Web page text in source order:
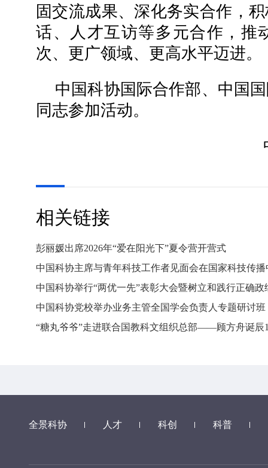
固交流成果、深化务实合作，
话、人才互访等多元合作，推
次、更广领域、更高水平迈进。
中国科协国际合作部、中国
同志参加活动。
相关链接
彭丽媛出席2026年“爱在阳光下”夏令营开营式
中国科协主席与青年科技工作者见面会在国家科技传
中国科协举行“两优一先”表彰大会暨树立和践行正确
中国科协党校举办业务主管全国学会负责人专题研讨班
“糖丸爷爷”走进联合国教科文组织总部——顾方舟诞辰
全景科协 人才 科创 科普